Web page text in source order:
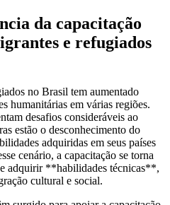
da capacitação
e refugiados
no Brasil tem aumentado
humanitárias em várias regiões.
desafios consideráveis ao
estão o desconhecimento do
adquiridas em seus países
cenário, a capacitação se torna
adquirir **habilidades técnicas**,
cultural e social.